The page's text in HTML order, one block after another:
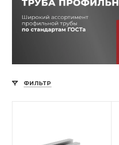
ФИЛЬТР